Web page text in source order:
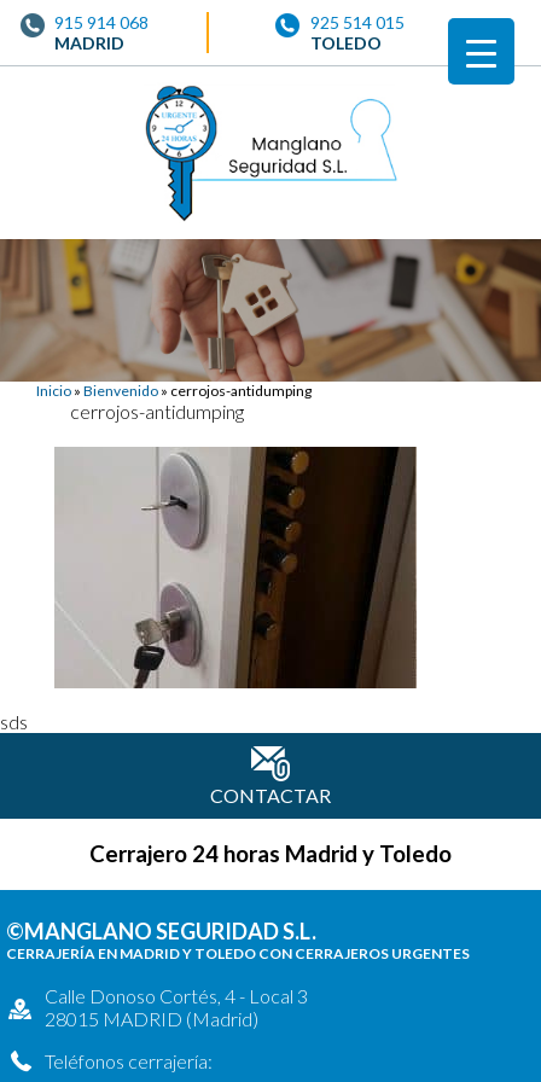
MADRID
915 914 068
TOLEDO
925 514 015
Inicio » Bienvenido » cerrojos-antidumping
cerrojos-antidumping
sds
CONTACTAR
Cerrajero 24 horas Madrid y Toledo
©MANGLANO SEGURIDAD S.L.
CERRAJERÍA EN MADRID Y TOLEDO CON CERRAJEROS URGENTES
Calle Donoso Cortés, 4 - Local 3
28015 MADRID (Madrid)
Teléfonos cerrajería: